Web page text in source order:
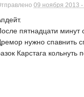
09 ноября 2013 -
пятнадцати минут
нужно спавнить
Карстага кольнуть